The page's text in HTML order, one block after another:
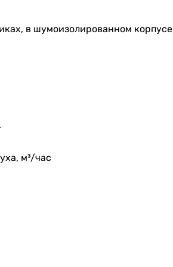
в шумоизолированном корпусе
м³/час